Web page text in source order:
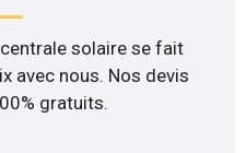
solaire se fait
avec nous. Nos devis
gratuits.